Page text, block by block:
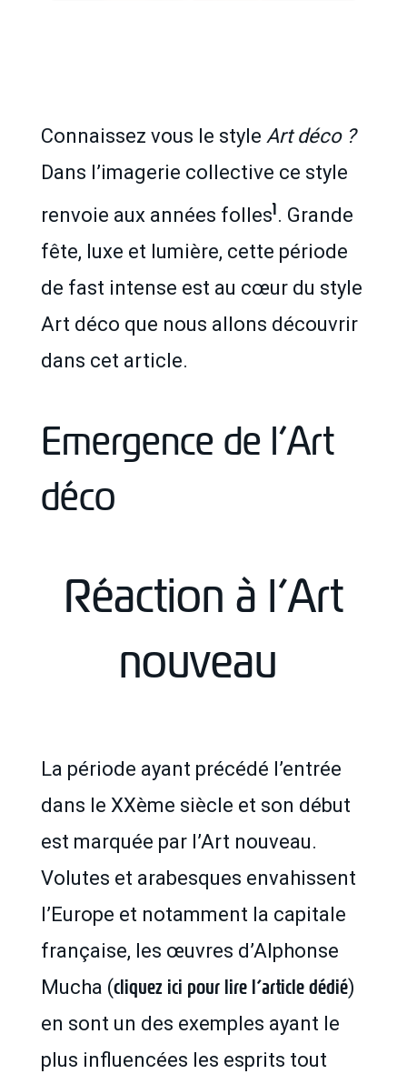
Connaissez vous le style Art déco ?
Dans l’imagerie collective ce style
renvoie aux années folles1. Grande
fête, luxe et lumière, cette période
de fast intense est au cœur du style
Art déco que nous allons découvrir
dans cet article.
Emergence de l’Art
déco
Réaction à l’Art
nouveau
La période ayant précédé l’entrée
dans le XXème siècle et son début
est marquée par l’Art nouveau.
Volutes et arabesques envahissent
l’Europe et notamment la capitale
française, les œuvres d’Alphonse
Mucha (cliquez ici pour lire l’article dédié)
en sont un des exemples ayant le
plus influencées les esprits tout